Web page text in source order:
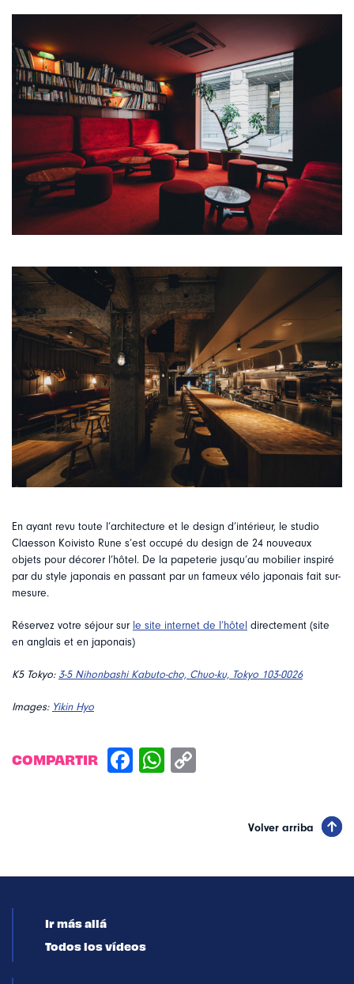
En ayant revu toute l’architecture et le design d’intérieur, le studio
Claesson Koivisto Rune s’est occupé du design de 24 nouveaux
objets pour décorer l’hôtel. De la papeterie jusqu’au mobilier inspiré
par du style japonais en passant par un fameux vélo japonais fait sur-
mesure.
Réservez votre séjour sur le site internet de l’hôtel directement (site
en anglais et en japonais)
K5 Tokyo: 3-5 Nihonbashi Kabuto-cho, Chuo-ku, Tokyo 103-0026
Images: Yikin Hyo
COMPARTIR
Volver arriba
Ir más allá
Todos los vídeos